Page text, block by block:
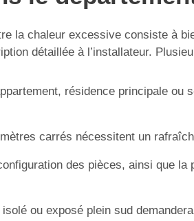
la chaleur excessive consiste à
détaillée à l’installateur.
résidence principale ou
carrés nécessitent un
des pièces, ainsi que
ou exposé plein sud